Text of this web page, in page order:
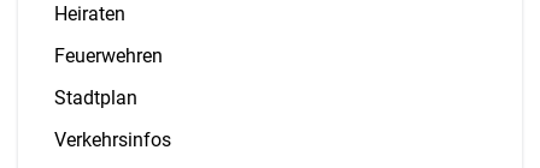
Heiraten
Feuerwehren
Stadtplan
Verkehrsinfos